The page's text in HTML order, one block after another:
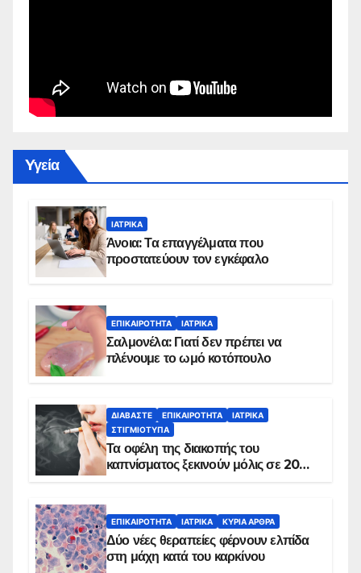
Yγεία
ΙΑΤΡΙΚΆ
Άνοια: Τα επαγγέλματα που
προστατεύουν τον εγκέφαλο
ΕΠΙΚΑΙΡΌΤΗΤΑ ΙΑΤΡΙΚΆ
Σαλμονέλα: Γιατί δεν πρέπει να
πλένουμε το ωμό κοτόπουλο
ΔΙΑΒΆΣΤΕ ΕΠΙΚΑΙΡΌΤΗΤΑ
ΙΑΤΡΙΚΆ
ΣΤΙΓΜΙΌΤΥΠΑ
Τα οφέλη της διακοπής του
καπνίσματος ξεκινούν μόλις σε 20
ΕΠΙΚΑΙΡΌΤΗΤΑ ΙΑΤΡΙΚΆ ΚΥΡΙΑ ΑΡΘΡΑ
Δύο νέες θεραπείες φέρνουν ελπίδα
στη μάχη κατά του καρκίνου